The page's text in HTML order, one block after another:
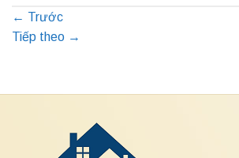
← Trước
Tiếp theo →